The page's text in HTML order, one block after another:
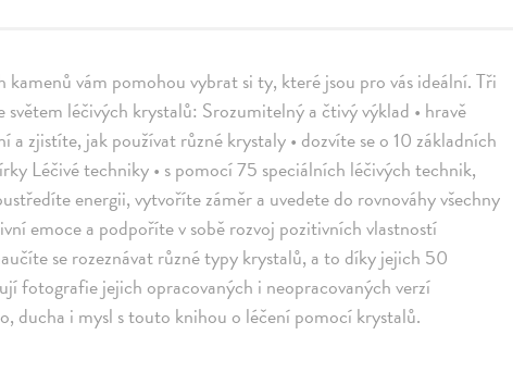
vám pomohou vybrat si ty, které jsou pro vás ideální. Tři
léčivých krystalů: Srozumitelný a čtivý výklad • hravě
a zjistíte, jak používat různé krystaly • dozvíte se o 10 základních
Léčivé techniky • s pomocí 75 speciálních léčivých technik,
energii, vytvoříte záměr a uvedete do rovnováhy všechny
emoce a podpoříte v sobě rozvoj pozitivních vlastností
se rozeznávat různé typy krystalů, a to díky jejich 50
fotografie jejich opracovaných i neopracovaných verzí
ducha i mysl s touto knihou o léčení pomocí krystalů.